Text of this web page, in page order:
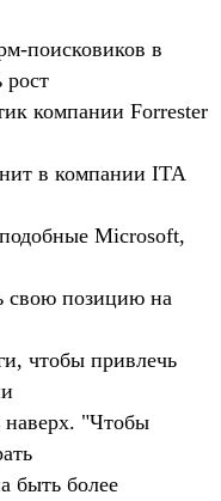
поисковиков в
компании Forrester
в компании ITA
Microsoft,
свою позицию на
чтобы привлечь
наверх. "Чтобы
быть более